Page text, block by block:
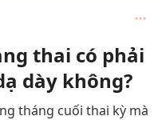
thai có phải
dày không?
tháng cuối thai kỳ mà